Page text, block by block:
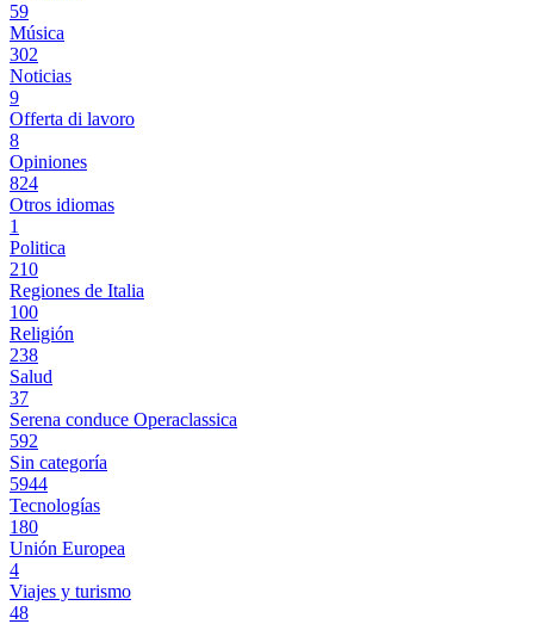
59
Música
302
Noticias
9
Offerta di lavoro
8
Opiniones
824
Otros idiomas
1
Politica
210
Regiones de Italia
100
Religión
238
Salud
37
Serena conduce Operaclassica
592
Sin categoría
5944
Tecnologías
180
Unión Europea
4
Viajes y turismo
48